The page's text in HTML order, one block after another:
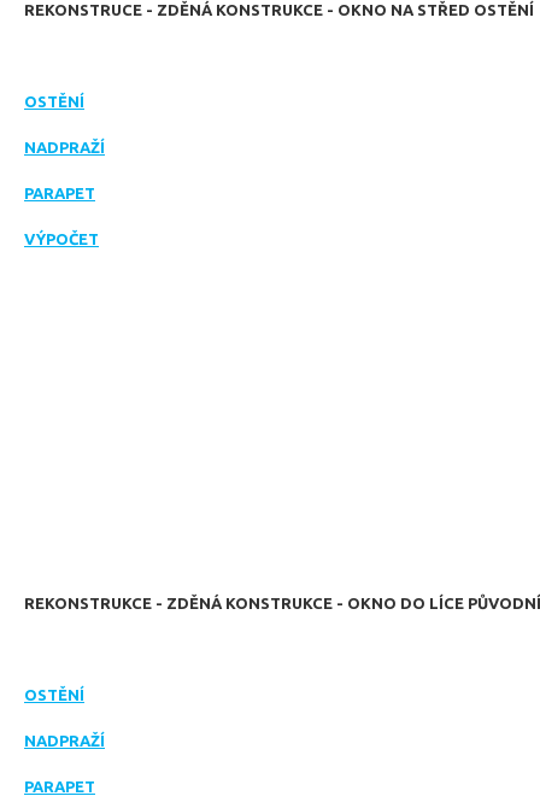
REKONSTRUCE - ZDĚNÁ KONSTRUKCE - OKNO NA STŘED OSTĚNÍ
OSTĚNÍ
NADPRAŽÍ
PARAPET
VÝPOČET
REKONSTRUKCE - ZDĚNÁ KONSTRUKCE - OKNO DO LÍCE
OSTĚNÍ
NADPRAŽÍ
PARAPET